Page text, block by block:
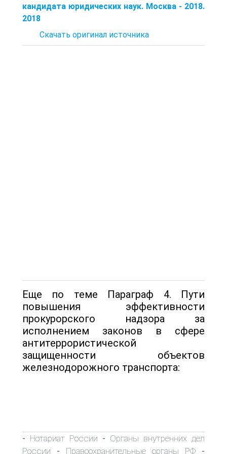
кандидата юридических наук. Москва - 2018.
2018
Скачать оригинал источника
Еще по теме Параграф 4. Пути
повышения эффективности
прокурорского надзора за
исполнением законов в сфере
антитеррористической
защищенности объектов
железнодорожного транспорта:
- Нотариат России - Органы внутренних дел
России - Правоохранительные органы РФ -